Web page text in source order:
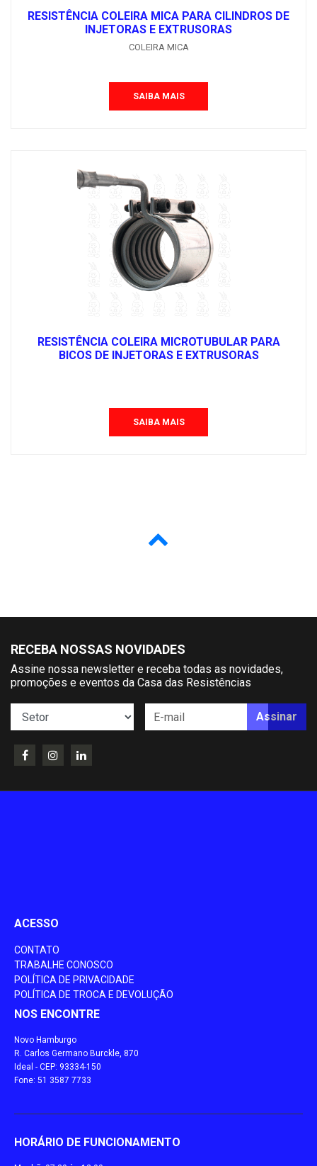
RESISTÊNCIA COLEIRA MICA PARA CILINDROS DE
INJETORAS E EXTRUSORAS
COLEIRA MICA
SAIBA MAIS
RESISTÊNCIA COLEIRA MICROTUBULAR PARA
BICOS DE INJETORAS E EXTRUSORAS
SAIBA MAIS
RECEBA NOSSAS NOVIDADES
Assine nossa newsletter e receba todas as novidades,
promoções e eventos da Casa das Resistências
Assinar
ACESSO
CONTATO
TRABALHE CONOSCO
POLÍTICA DE PRIVACIDADE
POLÍTICA DE TROCA E DEVOLUÇÃO
NOS ENCONTRE
Novo Hamburgo
R. Carlos Germano Burckle, 870
Ideal - CEP: 93334-150
Fone: 51 3587 7733
HORÁRIO DE FUNCIONAMENTO